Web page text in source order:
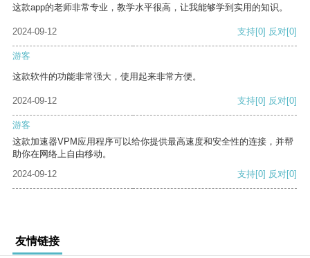
这款app的老师非常专业，教学水平很高，让我能够学到实用的知识。
2024-09-12 支持[0] 反对[0]
游客
这款软件的功能非常强大，使用起来非常方便。
2024-09-12 支持[0] 反对[0]
游客
这款加速器VPM应用程序可以给你提供最高速度和安全性的连接，并帮
助你在网络上自由移动。
2024-09-12
支持[0] 反对[0]
友情链接